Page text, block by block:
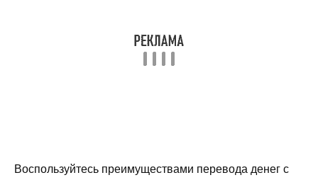
Воспользуйтесь преимуществами перевода денег с